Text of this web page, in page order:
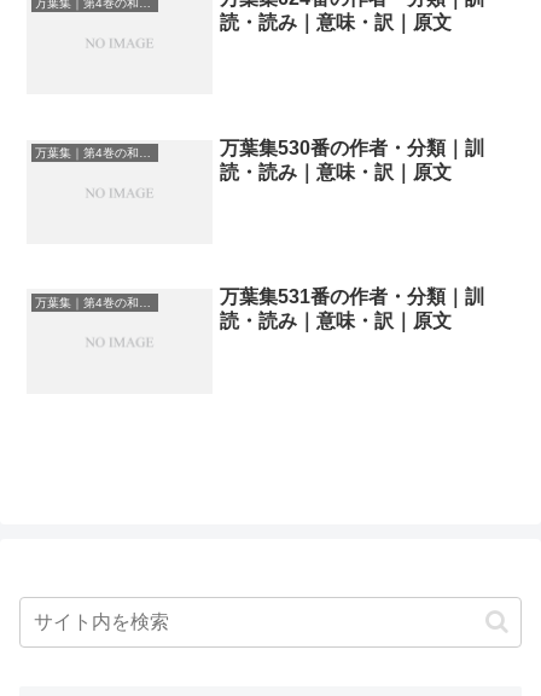
万葉集｜第4巻の和歌一覧
読・読み｜意味・訳｜原文
万葉集530番の作者・分類｜訓
読・読み｜意味・訳｜原文
万葉集531番の作者・分類｜訓
読・読み｜意味・訳｜原文